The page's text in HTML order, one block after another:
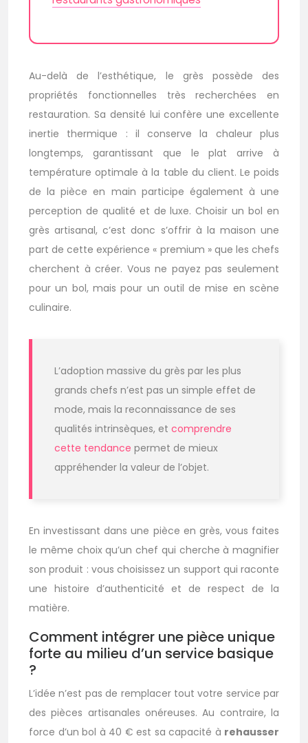
Au-delà de l’esthétique, le grès possède des
propriétés fonctionnelles très recherchées en
restauration. Sa densité lui confère une excellente
inertie thermique : il conserve la chaleur plus
longtemps, garantissant que le plat arrive à
température optimale à la table du client. Le poids
de la pièce en main participe également à une
perception de qualité et de luxe. Choisir un bol en
grès artisanal, c’est donc s’offrir à la maison une
part de cette expérience « premium » que les chefs
cherchent à créer. Vous ne payez pas seulement
pour un bol, mais pour un outil de mise en scène
culinaire.
L’adoption massive du grès par les plus
grands chefs n’est pas un simple effet de
mode, mais la reconnaissance de ses
qualités intrinsèques, et comprendre
cette tendance permet de mieux
appréhender la valeur de l’objet.
En investissant dans une pièce en grès, vous faites
le même choix qu’un chef qui cherche à magnifier
son produit : vous choisissez un support qui raconte
une histoire d’authenticité et de respect de la
matière.
Comment intégrer une pièce unique
forte au milieu d’un service basique
?
L’idée n’est pas de remplacer tout votre service par
des pièces artisanales onéreuses. Au contraire, la
force d’un bol à 40 € est sa capacité à rehausser